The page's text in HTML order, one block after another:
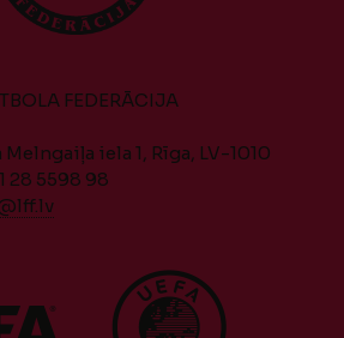
FEDERĀCIJA
iela 1, Rīga, LV-1010
28 5598 98